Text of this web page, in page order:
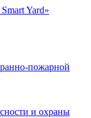
Yard»
пожарной
и охраны